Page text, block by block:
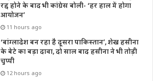
रद्द होने के बाद भी कांग्रेस बोली- ‘हर हाल में होगा
आयोजन’
11 hours ago
‘बांग्लादेश बन रहा है दूसरा पाकिस्तान’, शेख हसीना
के बेटे का बड़ा दावा, दो साल बाद हसीना ने भी तोड़ी
चुप्पी
12 hours ago